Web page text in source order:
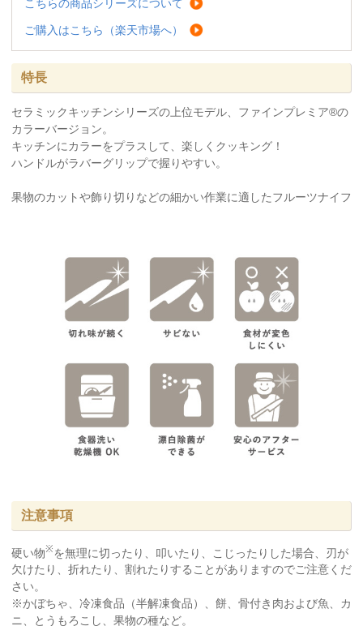
こちらの商品シリーズについて
ご購入はこちら（楽天市場へ）
特長
セラミックキッチンシリーズの上位モデル、ファインプレミア®の
カラーバージョン。
キッチンにカラーをプラスして、楽しくクッキング！
ハンドルがラバーグリップで握りやすい。
果物のカットや飾り切りなどの細かい作業に適したフルーツナイフ
注意事項
硬い物※を無理に切ったり、叩いたり、こじったりした場合、刃が
欠けたり、折れたり、割れたりすることがありますのでご注意くだ
さい。
※かぼちゃ、冷凍食品（半解凍食品）、餅、骨付き肉および魚、カ
ニ、とうもろこし、果物の種など。